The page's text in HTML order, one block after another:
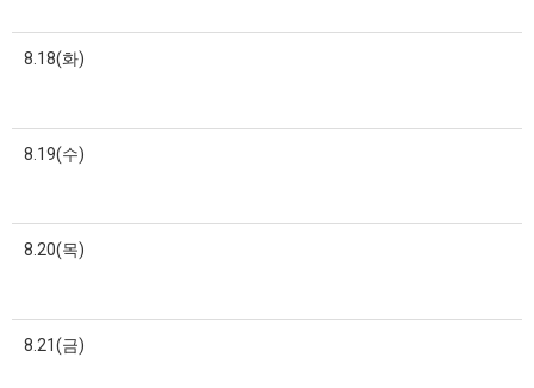
8.18(화)
8.19(수)
8.20(목)
8.21(금)